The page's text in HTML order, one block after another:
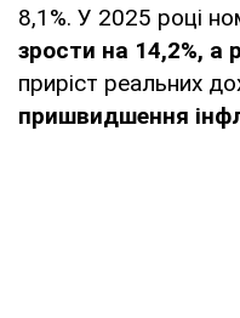
8,1%. У 2025 році
зрости на 14,2%, а
приріст реальних
пришвидшення